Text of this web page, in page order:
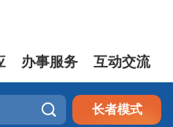
办事服务 互动交流
 长者模式